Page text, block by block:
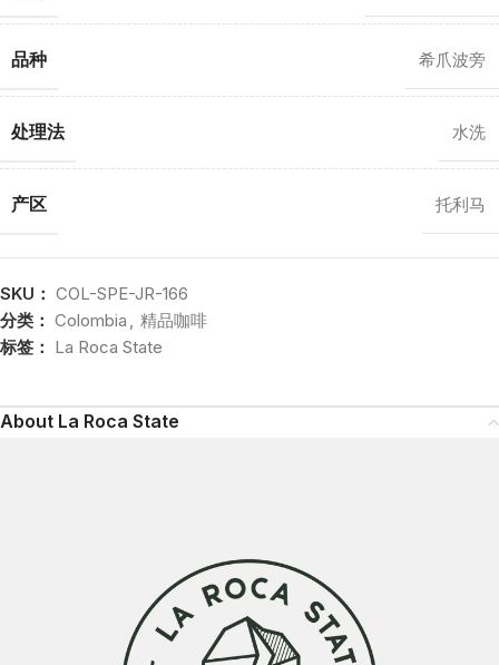
品种 希爪波旁
处理法 水洗
产区 托利马
SKU： COL-SPE-JR-166
分类： Colombia , 精品咖啡
标签： La Roca State
About La Roca State